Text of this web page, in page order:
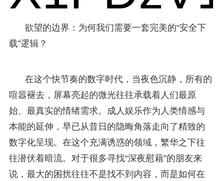
欲望的边界：为何我们需要一套完美的“安全下
载”逻辑？
在这个快节奏的数字时代，当夜色沉静，所有的
喧嚣褪去，屏幕亮起的微光往往承载着人们最原
始、最真实的情绪需求。成人娱乐作为人类情感与
本能的延伸，早已从昔日的隐晦角落走向了精致的
数字化呈现。在这个充满诱惑的领域，繁华之下往
往潜伏着暗流。对于很多寻找“深夜慰藉”的朋友来
说，最大的困扰往往不是找不到内容，而是如何在